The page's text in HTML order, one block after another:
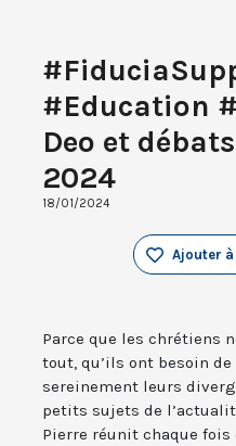
#Education
Deo et
2024
18/01/2024
Ajouter
Parce que les chrétiens
tout, qu’ils ont besoin
sereinement leurs
petits sujets de
Pierre réunit chaque